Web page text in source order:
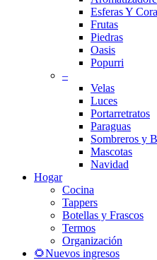
Esferas Y
Frutas
Piedras
Oasis
Popurri
–
Velas
Luces
Portarretratos
Paraguas
Sombreros y
Mascotas
Navidad
Hogar
Cocina
Tappers
Botellas y Frascos
Termos
Organización
🌻Nuevos ingresos